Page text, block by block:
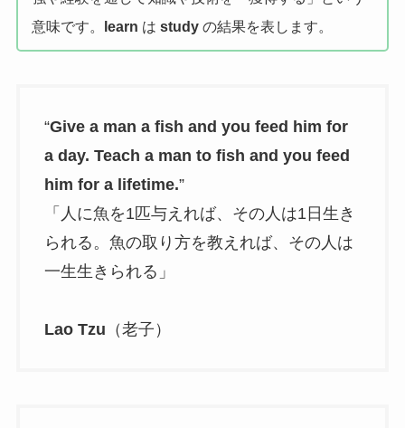
意味です。
learn は studyの結果を表します。
“Give a man a fish and you feed him for
a day. Teach a man to fish and you feed
him for a lifetime.”
「人に魚を1匹与えれば、その人は1日生き
られる。魚の取り方を教えれば、その人は
一生生きられる」
Lao Tzu （老子）